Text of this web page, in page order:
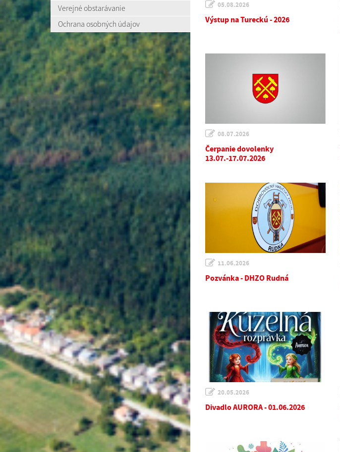
Verejné obstarávanie
Ochrana osobných údajov
05.08.2026
Výstup na Tureckú - 2026
08.07.2026
Čerpanie dovolenky
13.07.-17.07.2026
11.06.2026
Pozvánka - DHZO Rudná
20.05.2026
Divadlo AURORA - 01.06.2026